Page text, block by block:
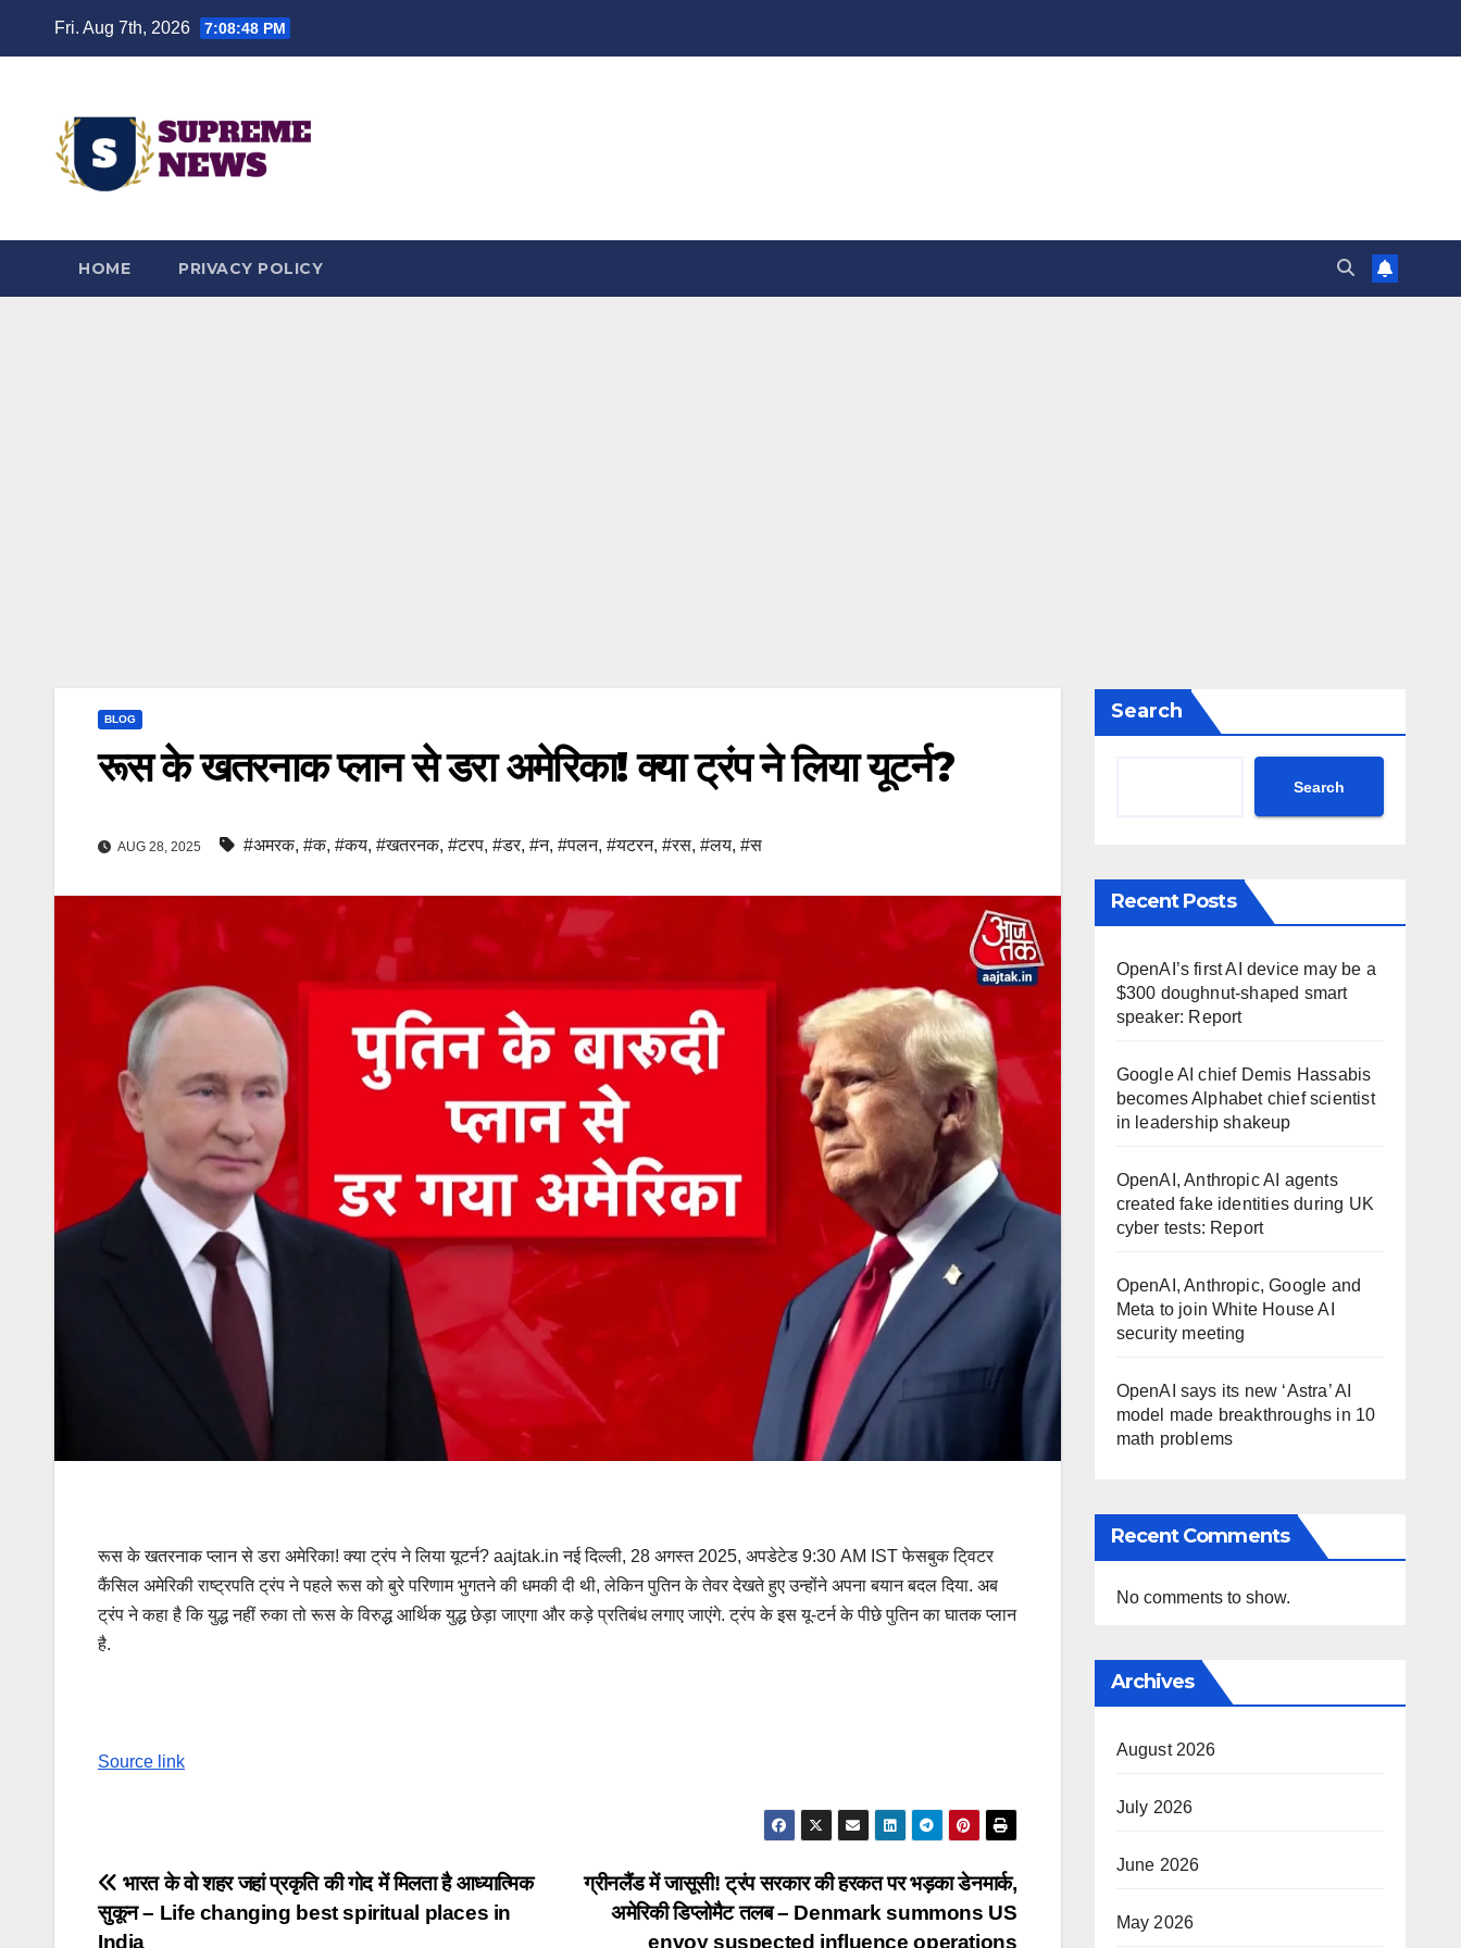
Fri. Aug 7th, 2026 7:08:49 PM
HOME PRIVACY POLICY
BLOG
रूस के खतरनाक प्लान से डरा अमेरिका! क्या ट्रंप ने लिया यूटर्न?
AUG 28, 2025 #अमरक, #क, #कय, #खतरनक, #टरप, #डर, #न, #पलन, #यटरन, #रस, #लय, #स
रूस के खतरनाक प्लान से डरा अमेरिका! क्या ट्रंप ने लिया यूटर्न? aajtak.in नई दिल्ली, 28 अगस्त 2025, अपडेटेड 9:30 AM IST फेसबुक टि्वटर
कैंसिल अमेरिकी राष्ट्रपति ट्रंप ने पहले रूस को बुरे परिणाम भुगतने की धमकी दी थी, लेकिन पुतिन के तेवर देखते हुए उन्होंने अपना बयान बदल दिया. अब
ट्रंप ने कहा है कि युद्ध नहीं रुका तो रूस के विरुद्ध आर्थिक युद्ध छेड़ा जाएगा और कड़े प्रतिबंध लगाए जाएंगे. ट्रंप के इस यू-टर्न के पीछे पुतिन का घातक प्लान
है.
Source link
Post
navigation
ग्रीनलैंड में जासूसी! ट्रंप सरकार की हरकत पर भड़का डेनमार्क,
अमेरिकी डिप्लोमैट तलब – Denmark summons US
envoy suspected influence operations
भारत के वो शहर जहां प्रकृति की गोद में मिलता है आध्यात्मिक
सुकून – Life changing best spiritual places in
India
Search
Search
Recent Posts
OpenAI’s first AI device may be a
$300 doughnut-shaped smart
speaker: Report
Google AI chief Demis Hassabis
becomes Alphabet chief scientist
in leadership shakeup
OpenAI, Anthropic AI agents
created fake identities during UK
cyber tests: Report
OpenAI, Anthropic, Google and
Meta to join White House AI
security meeting
OpenAI says its new ‘Astra’ AI
model made breakthroughs in 10
math problems
Recent Comments
No comments to show.
Archives
August 2026
July 2026
June 2026
May 2026